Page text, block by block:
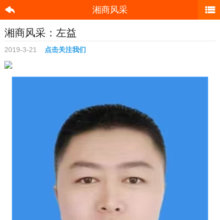
湘商风采
湘商风采：左益
2019-3-21 点击关注我们